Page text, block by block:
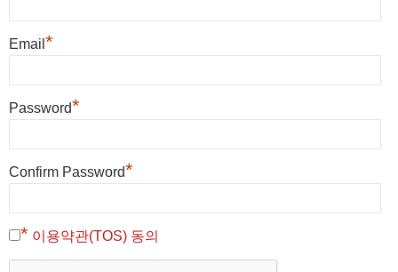
Email *
Password*
Confirm Password*
* 이용약관(TOS) 동의